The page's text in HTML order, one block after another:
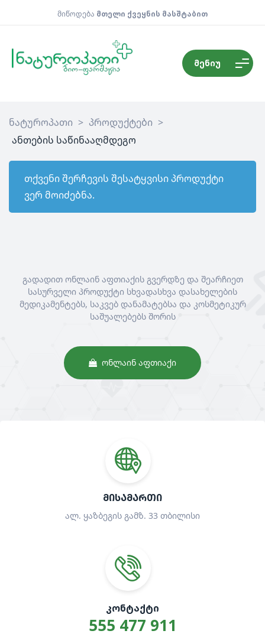
მიწოდება მთელი ქვეყნის მასშტაბით
მენიუ
ნატუროპათი > პროდუქტები >
ანთების საწინააღმდეგო
თქვენი შერჩევის შესატყვისი პროდუქტი
ვერ მოიძებნა.
გადადით ონლაინ აფთიაქის გვერდზე და შეარჩიეთ
სასურველი პროდუქტი სხვადასხვა დასახელების
მედიკამენტებს, საკვებ დანამატებსა და კოსმეტიკურ
საშუალებებს შორის
ᲝᲜᲚᲐᲘᲜ ᲐᲤᲗᲘᲐᲥᲘ
ᲛᲘᲡᲐᲛᲐᲠᲗᲘ
ალ. ყაზბეგის გამზ. 33 თბილისი
ᲙᲝᲜᲢᲐᲥᲢᲘ
555 477 911